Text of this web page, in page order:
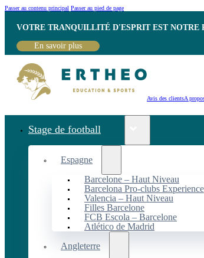
Passer au contenu principal Passer au pied de page
VOTRE TRANQUILLITÉ D'ESPRIT EST
En savoir plus
Avis des clientsA
Stage de football
Espagne
Barcelone – Haut Niveau
Barcelona Pro-clubs Experience
Valencia – Haut Niveau
Filles Barcelone
FCB Escola – Barcelone
Atlético de Madrid
Angleterre